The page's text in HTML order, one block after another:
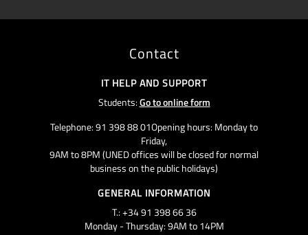
Contact
IT HELP AND SUPPORT
Students:Go to online form
Telephone: 91 398 88 01Opening hours: Monday to
Friday,
9AM to 8PM (UNED offices will be closed for normal
business on the public holidays)
GENERAL INFORMATION
T.: +34 91 398 66 36
Monday - Thursday: 9AM to 14PM